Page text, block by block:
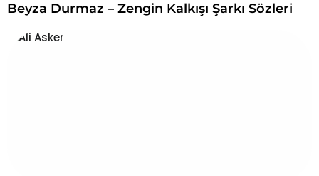
Beyza Durmaz – Zengin Kalkışı Şarkı Sözleri